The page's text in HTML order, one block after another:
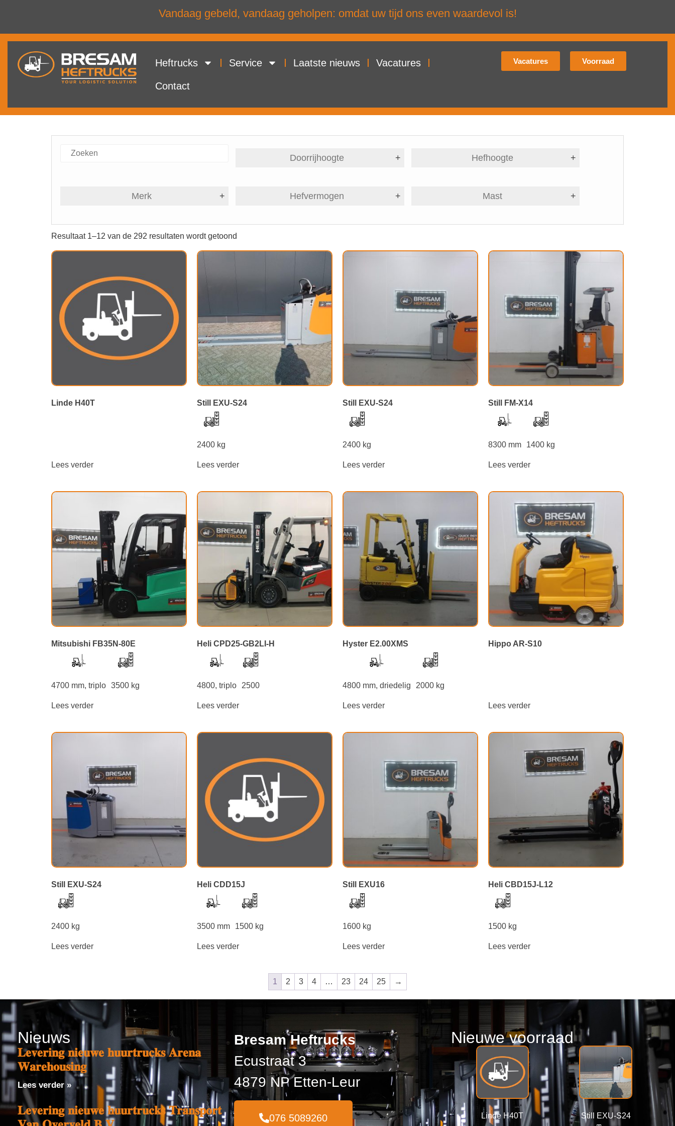
Vandaag gebeld, vandaag geholpen: omdat uw tijd ons even waardevol is!
Heftrucks Service Laatste nieuws Vacatures
Contact
Vacatures Voorraad
Doorrijhoogte + Hefhoogte +
Merk + Hefvermogen + Mast +
Resultaat 1–12 van de 292 resultaten wordt getoond
Linde H40T
Lees verder
Still EXU-S24
2400 kg
Lees verder
Still EXU-S24
2400 kg
Lees verder
Still FM-X14
8300 mm 1400 kg
Lees verder
Mitsubishi FB35N-80E
4700 mm, triplo 3500 kg
Lees verder
Heli CPD25-GB2LI-H
4800, triplo 2500
Lees verder
Hyster E2.00XMS
4800 mm, driedelig 2000 kg
Lees verder
Hippo AR-S10
Lees verder
Still EXU-S24
2400 kg
Lees verder
Heli CDD15J
3500 mm 1500 kg
Lees verder
Still EXU16
1600 kg
Lees verder
Heli CBD15J-L12
1500 kg
Lees verder
1 2 3 4 … 23 24 25 →
Nieuws
𝐋𝐞𝐯𝐞𝐫𝐢𝐧𝐠 𝐧𝐢𝐞𝐮𝐰𝐞 𝐡𝐮𝐮𝐫𝐭𝐫𝐮𝐜𝐤𝐬 𝐀𝐫𝐞𝐧𝐚
𝐖𝐚𝐫𝐞𝐡𝐨𝐮𝐬𝐢𝐧𝐠
Lees verder »
𝐋𝐞𝐯𝐞𝐫𝐢𝐧𝐠 𝐧𝐢𝐞𝐮𝐰𝐞 𝐡𝐮𝐮𝐫𝐭𝐫𝐮𝐜𝐤𝐬 𝐓𝐫𝐚𝐧𝐬𝐩𝐨𝐫𝐭
Bresam Heftrucks
Ecustraat 3
4879 NP Etten-Leur
076 5089260
Nieuwe voorraad
Linde H40T Still EXU-S24